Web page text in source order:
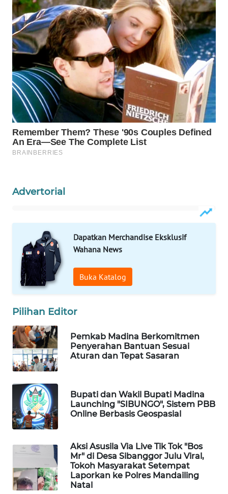
Advertorial
Dapatkan Merchandise Eksklusif
Wahana News
Buka Katalog
Pilihan Editor
Pemkab Madina Berkomitmen
Penyerahan Bantuan Sesuai
Aturan dan Tepat Sasaran
Bupati dan Wakil Bupati Madina
Launching "SIBUNGO", Sistem PBB
Online Berbasis Geospasial
Aksi Asusila Via Live Tik Tok "Bos
Mr" di Desa Sibanggor Julu Viral,
Tokoh Masyarakat Setempat
Laporkan ke Polres Mandailing
Natal
WAHANA
HEALTH
WAHANA
DESA
WISATA
LAPAK
WAHANA
Wahana
Network
LISTRIK
MASYARAKAT
KELISTRIKAN
WALINKI
ID
MAWAKA
MARTABAT
NET
PLN
WATCH
MKLI
KOPEKLIN